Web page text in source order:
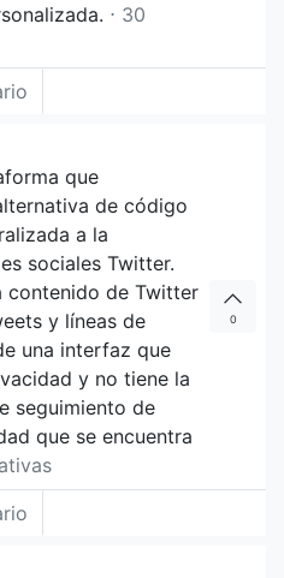
⋅ 30
que
de código
a la
sociales Twitter.
contenido de Twitter
y líneas de
una interfaz que
y no tiene la
seguimiento de
que se encuentra
0